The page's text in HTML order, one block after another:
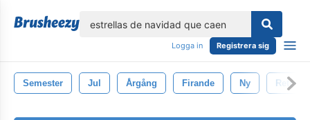
Logga in Registrera sig
Semester Jul Årgång Firande Ny Retro